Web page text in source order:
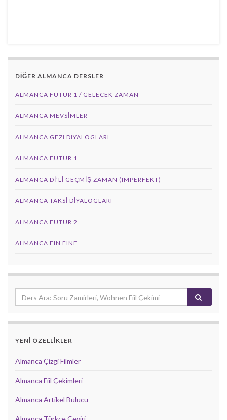
DİĞER ALMANCA DERSLER
ALMANCA FUTUR 1 / GELECEK ZAMAN
ALMANCA MEVSIMLER
ALMANCA GEZI DIYALOGLARI
ALMANCA FUTUR 1
ALMANCA DI’LI GEÇMIŞ ZAMAN (IMPERFEKT)
ALMANCA TAKSI DIYALOGLARI
ALMANCA FUTUR 2
ALMANCA EIN EINE
YENİ ÖZELLİKLER
Almanca Çizgi Filmler
Almanca Fiil Çekimleri
Almanca Artikel Bulucu